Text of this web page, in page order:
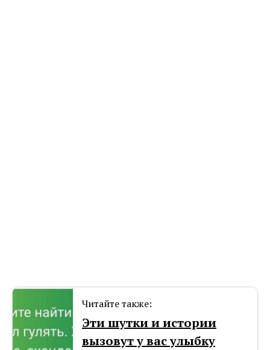
Читайте также:
Эти шутки и истории
вызовут у вас улыбку